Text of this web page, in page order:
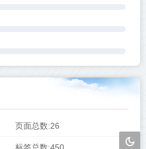
页面总数:26